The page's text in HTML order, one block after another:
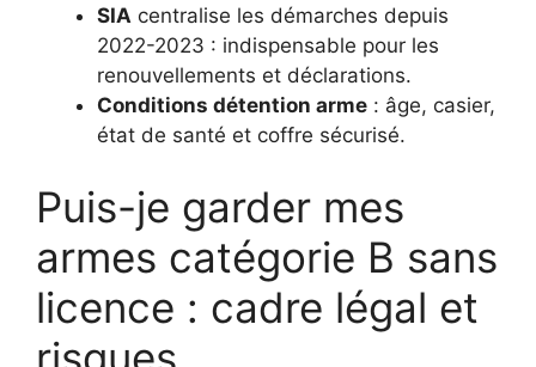
SIA centralise les démarches depuis
2022-2023 : indispensable pour les
renouvellements et déclarations.
Conditions détention arme : âge, casier,
état de santé et coffre sécurisé.
Puis-je garder mes
armes catégorie B sans
licence : cadre légal et
risques